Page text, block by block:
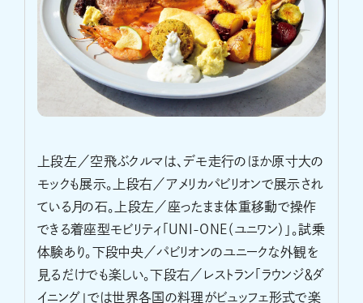
上段左／空飛ぶクルマは、デモ走行のほか原寸大の
モックも展示。上段右／アメリカパビリオンで展示され
ている月の石。上段左／座ったまま体重移動で操作
できる着座型モビリティ「UNI-ONE（ユニワン）」。試乗
体験あり。下段中央／パビリオンのユニークな外観を
見るだけでも楽しい。下段右／レストラン「ラウンジ＆ダ
イニング」では世界各国の料理がビュッフェ形式で楽